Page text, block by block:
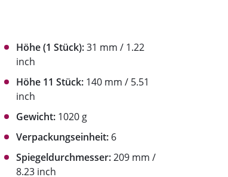
Höhe (1 Stück):31 mm / 1.22
inch
Höhe 11 Stück: 140 mm / 5.51
inch
Gewicht: 1020 g
Verpackungseinheit: 6
Spiegeldurchmesser:209 mm /
8.23 inch